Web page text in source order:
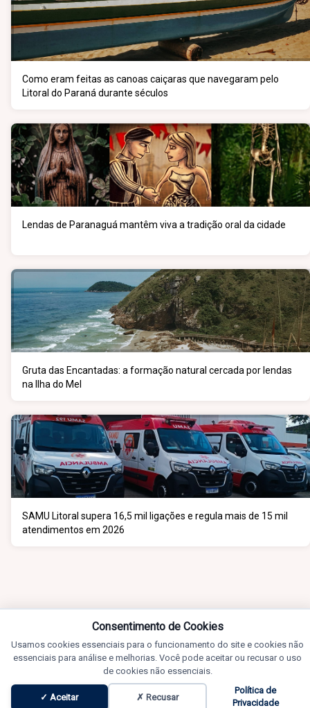
Como eram feitas as canoas caiçaras que navegaram pelo
Litoral do Paraná durante séculos
Lendas de Paranaguá mantêm viva a tradição oral da cidade
Gruta das Encantadas: a formação natural cercada por lendas
na Ilha do Mel
SAMU Litoral supera 16,5 mil ligações e regula mais de 15 mil
atendimentos em 2026
Notícias
Consentimento de Cookies
Usamos cookies essenciais para o funcionamento do site e cookies não
essenciais para análise e melhorias. Você pode aceitar ou recusar o uso
de cookies não essenciais.
✓ Aceitar ✗ Recusar
Política de
Privacidade